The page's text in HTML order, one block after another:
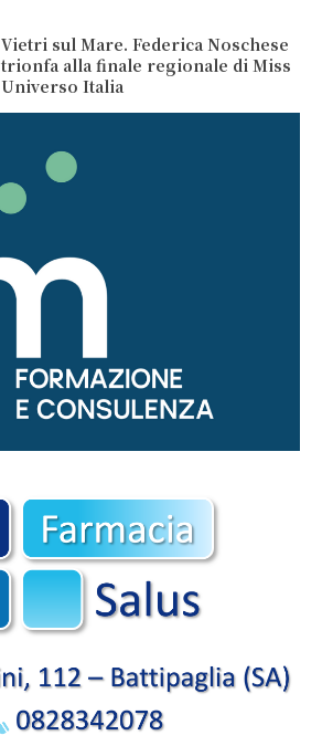
Vietri sul Mare. Federica Noschese
trionfa alla finale regionale di Miss
Universo Italia